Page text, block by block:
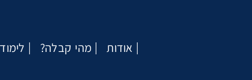
?מהי קבלה אודות